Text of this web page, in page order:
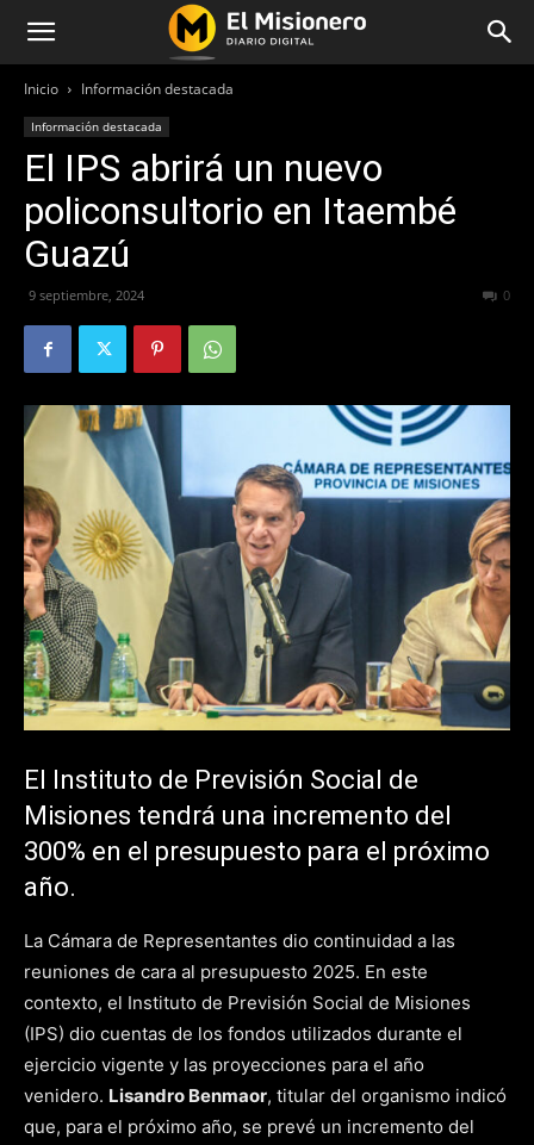
Inicio Información destacada
Información destacada
El IPS abrirá un nuevo
policonsultorio en Itaembé
Guazú
9 septiembre, 2024 0
El Instituto de Previsión Social de
Misiones tendrá una incremento del
300% en el presupuesto para el próximo
año.
La Cámara de Representantes dio continuidad a las
reuniones de cara al presupuesto 2025. En este
contexto, el Instituto de Previsión Social de Misiones
(IPS) dio cuentas de los fondos utilizados durante el
ejercicio vigente y las proyecciones para el año
venidero. Lisandro Benmaor, titular del organismo indicó
que, para el próximo año, se prevé un incremento del